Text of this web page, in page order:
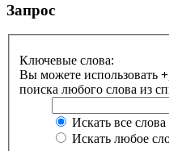
Запрос
Ключевые слова:
Вы можете использовать +
поиска любого слова из
Искать все слова
Искать любое